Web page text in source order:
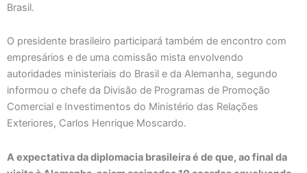
Brasil.
O presidente brasileiro participará também de encontro com
empresários e de uma comissão mista envolvendo
autoridades ministeriais do Brasil e da Alemanha, segundo
informou o chefe da Divisão de Programas de Promoção
Comercial e Investimentos do Ministério das Relações
Exteriores, Carlos Henrique Moscardo.
A expectativa da diplomacia brasileira é de que, ao final da